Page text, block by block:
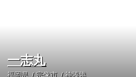
一志丸
福岡県 宗像市 神湊港